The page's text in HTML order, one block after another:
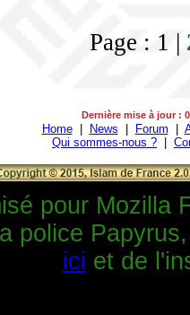
Page : 1 |
Dernière mise à jour :
Home| News | Forum |
Qui sommes-nous ? |
pour Mozilla
police
ici et de